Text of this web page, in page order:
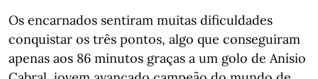
Os encarnados sentiram muitas dificuldades
conquistar os três pontos, algo que conseguiram
apenas aos 86 minutos graças a um golo de Anísio